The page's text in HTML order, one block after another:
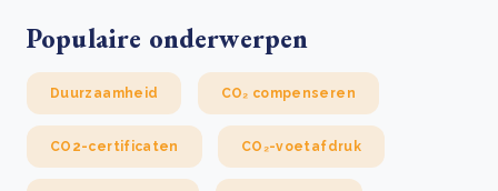
Populaire onderwerpen
Duurzaamheid CO₂ compenseren
CO2-certificaten CO₂-voetafdruk